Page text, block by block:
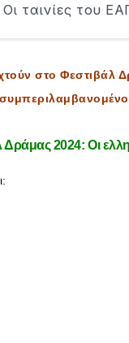
ταινίες του
στο
2024: Οι